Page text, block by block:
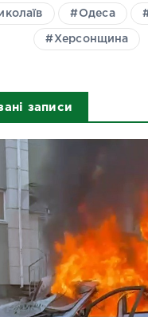
Одеса
Херсонщина
записи